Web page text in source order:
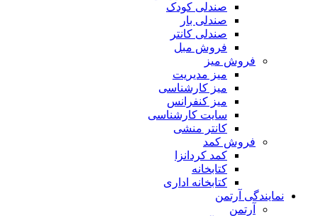
صندلی کودک
صندلی بار
صندلی کانتر
فروش مبل
فروش میز
میز مدیریت
میز کارشناسی
میز کنفرانس
سایت کارشناسی
کانتر منشی
فروش کمد
کمد کردانزا
کتابخانه
کتابخانه اداری
نمایندگی آرتمن
آرتمن